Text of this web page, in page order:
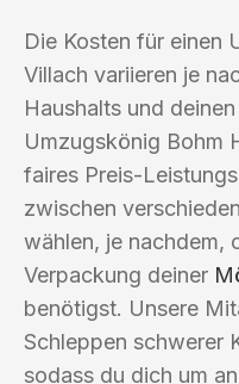
Die Kosten für einen
Villach variieren je
Haushalts und
Umzugskönig Bohm
faires Preis-
zwischen
wählen, je nachdem,
Verpackung deiner
benötigst. Unsere
Schleppen schwerer
sodass du dich um